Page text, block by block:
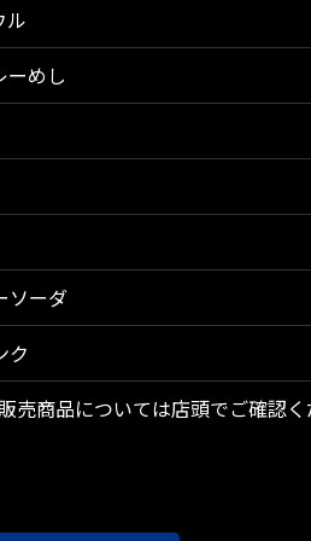
ル
ーめし
ソーダ
ク
売商品については店頭でご確認